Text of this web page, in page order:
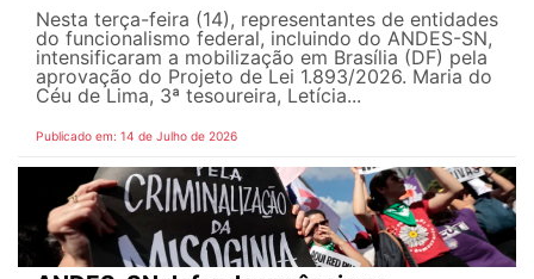
Nesta terça-feira (14), representantes de entidades
do funcionalismo federal, incluindo do ANDES-SN,
intensificaram a mobilização em Brasília (DF) pela
aprovação do Projeto de Lei 1.893/2026. Maria do
Céu de Lima, 3ª tesoureira, Letícia...
Publicado em: 14 de Julho de 2026